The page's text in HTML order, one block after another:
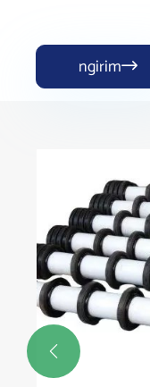
ngirim
